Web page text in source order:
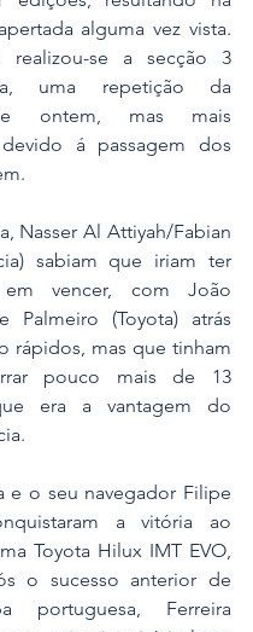
alguma vez vista.
realizou-se a secção 3
uma repetição da
ontem, mas mais
á passagem dos
Nasser Al Attiyah/Fabian
sabiam que iriam ter
em vencer, com João
Palmeiro (Toyota) atrás
rápidos, mas que tinham
pouco mais de 13
era a vantagem do
e o seu navegador Filipe
a vitória ao
Toyota Hilux IMT EVO,
o sucesso anterior de
portuguesa, Ferreira